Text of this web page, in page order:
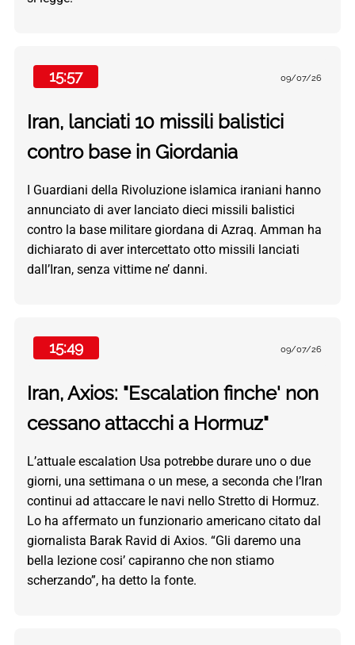
15:57 09/07/26
Iran, lanciati 10 missili balistici
contro base in Giordania
I Guardiani della Rivoluzione islamica iraniani hanno
annunciato di aver lanciato dieci missili balistici
contro la base militare giordana di Azraq. Amman ha
dichiarato di aver intercettato otto missili lanciati
dall’Iran, senza vittime ne’ danni.
15:49 09/07/26
Iran, Axios: "Escalation finche' non
cessano attacchi a Hormuz"
L’attuale escalation Usa potrebbe durare uno o due
giorni, una settimana o un mese, a seconda che l’Iran
continui ad attaccare le navi nello Stretto di Hormuz.
Lo ha affermato un funzionario americano citato dal
giornalista Barak Ravid di Axios. “Gli daremo una
bella lezione cosi’ capiranno che non stiamo
scherzando”, ha detto la fonte.